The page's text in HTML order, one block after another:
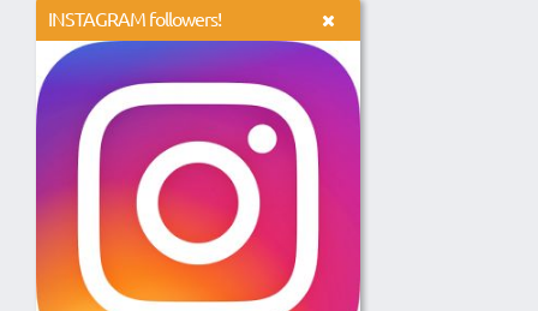
INSTAGRAM followers!